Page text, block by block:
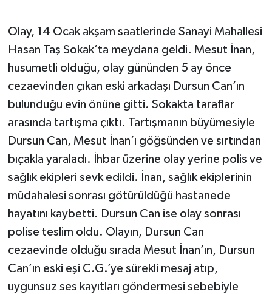
Olay, 14 Ocak akşam saatlerinde Sanayi Mahallesi
Hasan Taş Sokak’ta meydana geldi. Mesut İnan,
husumetli olduğu, olay gününden 5 ay önce
cezaevinden çıkan eski arkadaşı Dursun Can’ın
bulunduğu evin önüne gitti. Sokakta taraflar
arasında tartışma çıktı. Tartışmanın büyümesiyle
Dursun Can, Mesut İnan’ı göğsünden ve sırtından
bıçakla yaraladı. İhbar üzerine olay yerine polis ve
sağlık ekipleri sevk edildi. İnan, sağlık ekiplerinin
müdahalesi sonrası götürüldüğü hastanede
hayatını kaybetti. Dursun Can ise olay sonrası
polise teslim oldu. Olayın, Dursun Can
cezaevinde olduğu sırada Mesut İnan’ın, Dursun
Can’ın eski eşi C.G.’ye sürekli mesaj atıp,
uygunsuz ses kayıtları göndermesi sebebiyle